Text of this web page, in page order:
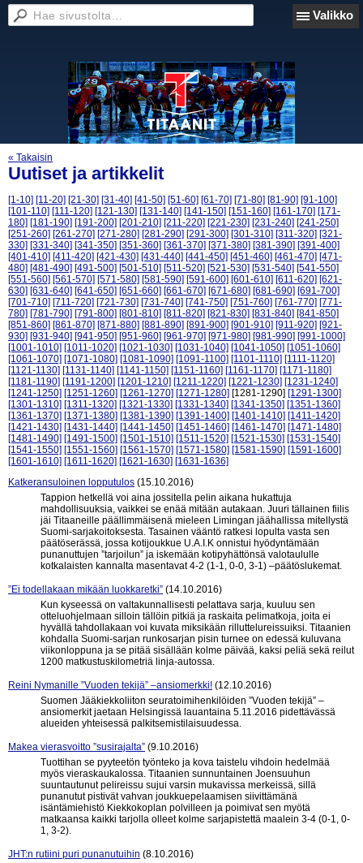
Valikko
« Takaisin
Uutiset ja artikkelit
[1-10] [11-20] [21-30] [31-40] [41-50] [51-60] [61-70] [71-80] [81-90] [91-100]
[101-110] [111-120] [121-130] [131-140] [141-150] [151-160] [161-170] [171-
180] [181-190] [191-200] [201-210] [211-220] [221-230] [231-240] [241-250]
[251-260] [261-270] [271-280] [281-290] [291-300] [301-310] [311-320] [321-
330] [331-340] [341-350] [351-360] [361-370] [371-380] [381-390] [391-400]
[401-410] [411-420] [421-430] [431-440] [441-450] [451-460] [461-470] [471-
480] [481-490] [491-500] [501-510] [511-520] [521-530] [531-540] [541-550]
[551-560] [561-570] [571-580] [581-590] [591-600] [601-610] [611-620] [621-
630] [631-640] [641-650] [651-660] [661-670] [671-680] [681-690] [691-700]
[701-710] [711-720] [721-730] [731-740] [741-750] [751-760] [761-770] [771-
780] [781-790] [791-800] [801-810] [811-820] [821-830] [831-840] [841-850]
[851-860] [861-870] [871-880] [881-890] [891-900] [901-910] [911-920] [921-
930] [931-940] [941-950] [951-960] [961-970] [971-980] [981-990] [991-1000]
[1001-1010] [1011-1020] [1021-1030] [1031-1040] [1041-1050] [1051-1060]
[1061-1070] [1071-1080] [1081-1090] [1091-1100] [1101-1110] [1111-1120]
[1121-1130] [1131-1140] [1141-1150] [1151-1160] [1161-1170] [1171-1180]
[1181-1190] [1191-1200] [1201-1210] [1211-1220] [1221-1230] [1231-1240]
[1241-1250] [1251-1260] [1261-1270] [1271-1280] [1281-1290] [1291-1300]
[1301-1310] [1311-1320] [1321-1330] [1331-1340] [1341-1350] [1351-1360]
[1361-1370] [1371-1380] [1381-1390] [1391-1400] [1401-1410] [1411-1420]
[1421-1430] [1431-1440] [1441-1450] [1451-1460] [1461-1470] [1471-1480]
[1481-1490] [1491-1500] [1501-1510] [1511-1520] [1521-1530] [1531-1540]
[1541-1550] [1551-1560] [1561-1570] [1571-1580] [1581-1590] [1591-1600]
[1601-1610] [1611-1620] [1621-1630] [1631-1636]
Katkeransuloinen lopputulos (15.10.2016)
Tappion hetkellä voi aina jossitella pelin aikana hukattuja
mahdollisuuksia, vaikkei se enää mitään autakaan. Juuri tällainen fiilis
jäi Titaaneille päällimmäisenä mieleen Limingan jäähallissa mitellystä
Suomi-sarjakoitoksesta. Tasainen vääntö ratkesi lopulta vasta sen
päätöserässä, jossa kotijoukkue U.A.I.K onnistui hyödyntämään
punanuttujen ”tarjoilun” ja iskemään kotipyhättönsä valotaululle
kotkalaisten kannalta masentavat 4-2 (1-1, 0-0, 3-1) –päätöslukemat.
”Ei todellakaan mikään luokkaretki” (14.10.2016)
Kun kyseessä on valtakunnallisesti pelattava sarja, kuuluu sen
otteluohjelmaan silloin tällöin pitkiä ja raskaita pelimatkoja, joita ei
hyvällä tahdollakaan voi kuvata miksikään rilluttelureissuiksi. Titaanien
kohdalla Suomi-sarjan runkosarjan pisin turnee on edessä kuluvana
viikonloppuna ja se pitää sisällään kolme päivää, kaksi peliä sekä reilut
1200 matkustuskilometriä linja-autossa.
Reini Nymanille ”Vuoden tekijä” –ansiomerkki! (12.10.2016)
Suomen Jääkiekkoliiton seuratoimihenkilöiden ”Vuoden tekijä” –
ansiomerkit jaetaan Helsingissä lauantaina 5.11.2016 pidettävässä
alueiden yhteisessä palkitsemistilaisuudessa.
Makea vierasvoitto ”susirajalta” (9.10.2016)
Tuottihan se pyyteetön työnteko ja kova taistelu vihdoin hedelmää
myös vieraskaukalossa. Titaanien sunnuntainen Joensuuhun
suuntautunut pelireissu sujui varsin mukavissa merkeissä, sillä
punanutut pistivät vahvan joukkuepelaamisen siivittämänä
isäntämiehistö Kiekkokoplan polvilleen ja poimivat sen myötä
matkaansa kaikki tarjolla olleet kolme sarjapistettä maalein 3-4 (0-1, 0-
1, 3-2).
JHT:n rutiini puri punanutuihin (8.10.2016)